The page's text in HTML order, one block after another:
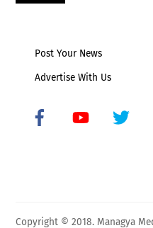
Post Your News
Advertise With Us
Icon
Copyright © 2018. Managya